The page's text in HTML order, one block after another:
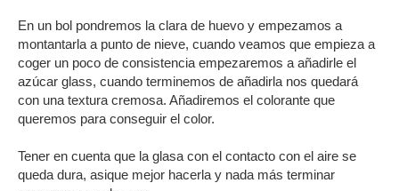
En un bol pondremos la clara de huevo y empezamos a
montantarla a punto de nieve, cuando veamos que empieza a
coger un poco de consistencia empezaremos a añadirle el
azúcar glass, cuando terminemos de añadirla nos quedará
con una textura cremosa. Añadiremos el colorante que
queremos para conseguir el color.
Tener en cuenta que la glasa con el contacto con el aire se
queda dura, asique mejor hacerla y nada más terminar